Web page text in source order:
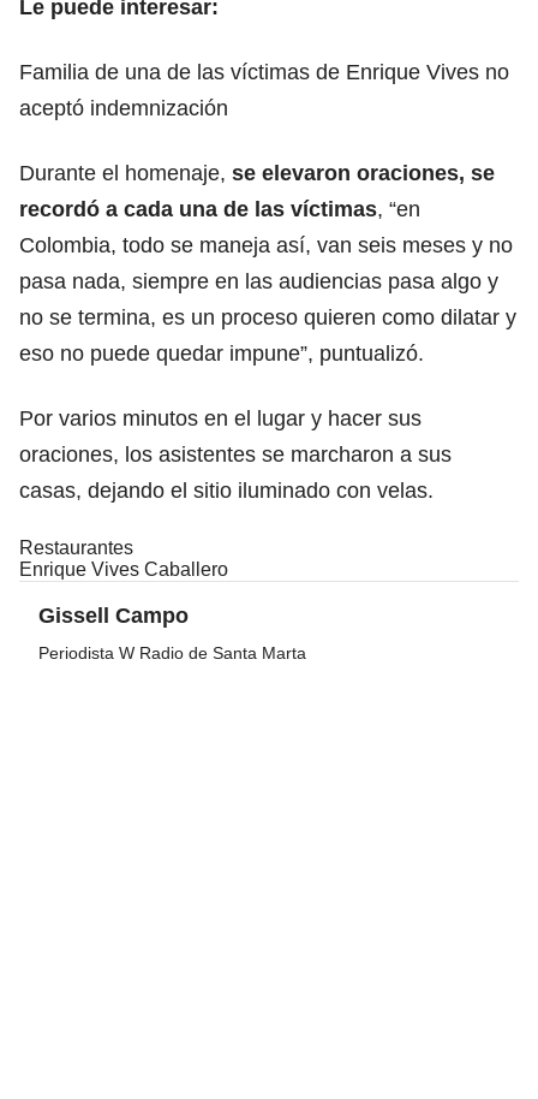
Le puede interesar:
Familia de una de las víctimas de Enrique Vives no
aceptó indemnización
Durante el homenaje, se elevaron oraciones, se
recordó a cada una de las víctimas, “en
Colombia, todo se maneja así, van seis meses y no
pasa nada, siempre en las audiencias pasa algo y
no se termina, es un proceso quieren como dilatar y
eso no puede quedar impune”, puntualizó.
Por varios minutos en el lugar y hacer sus
oraciones, los asistentes se marcharon a sus
casas, dejando el sitio iluminado con velas.
Restaurantes
Enrique Vives Caballero
Gissell Campo
Periodista W Radio de Santa Marta